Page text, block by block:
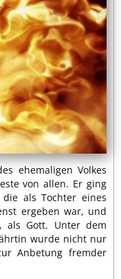
ehemaligen Volkes
von allen. Er ging
als Tochter eines
ergeben war, und
als Gott. Unter dem
wurde nicht nur
Anbetung fremder